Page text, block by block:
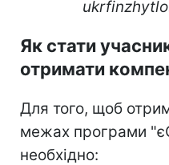
Як стати
отримати
Для того, щоб
межах програми
необхідно: